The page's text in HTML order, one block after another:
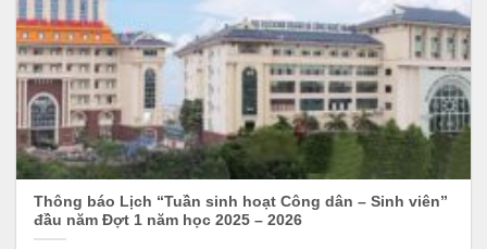
Thông báo Lịch “Tuần sinh hoạt Công dân – Sinh viên”
đầu năm Đợt 1 năm học 2025 – 2026